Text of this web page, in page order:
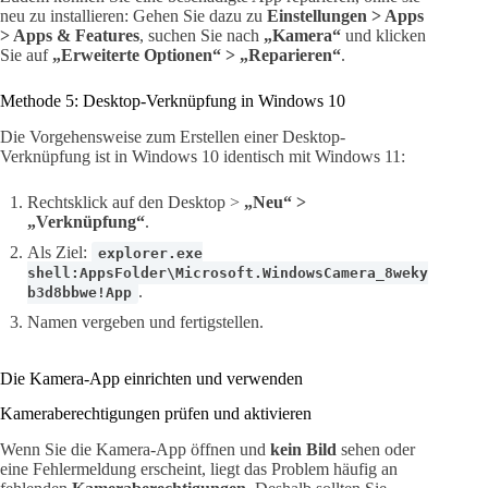
neu zu installieren: Gehen Sie dazu zu Einstellungen > Apps
> Apps & Features, suchen Sie nach „Kamera“ und klicken
Sie auf „Erweiterte Optionen“ > „Reparieren“.
Methode 5: Desktop-Verknüpfung in Windows 10
Die Vorgehensweise zum Erstellen einer Desktop-
Verknüpfung ist in Windows 10 identisch mit Windows 11:
Rechtsklick auf den Desktop > „Neu“ >
„Verknüpfung“.
Als Ziel:
explorer.exe
shell:AppsFolder\Microsoft.WindowsCamera_8weky
b3d8bbwe!App .
Namen vergeben und fertigstellen.
Die Kamera-App einrichten und verwenden
Kameraberechtigungen prüfen und aktivieren
Wenn Sie die Kamera-App öffnen und kein Bild sehen oder
eine Fehlermeldung erscheint, liegt das Problem häufig an